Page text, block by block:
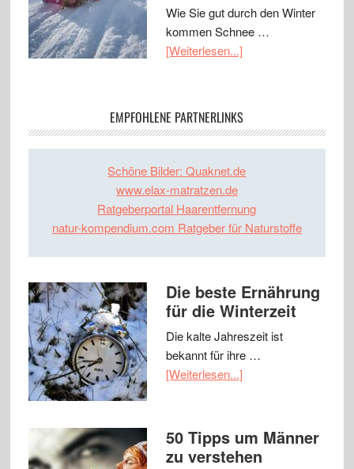
Wie Sie gut durch den Winter
kommen Schnee …
[Weiterlesen...]
EMPFOHLENE PARTNERLINKS
Schöne Bilder: Quaknet.de
www.elax-matratzen.de
Ratgeberportal Haarentfernung
natur-kompendium.com Ratgeber für Naturstoffe
Die beste Ernährung
für die Winterzeit
Die kalte Jahreszeit ist
bekannt für ihre …
[Weiterlesen...]
50 Tipps um Männer
zu verstehen